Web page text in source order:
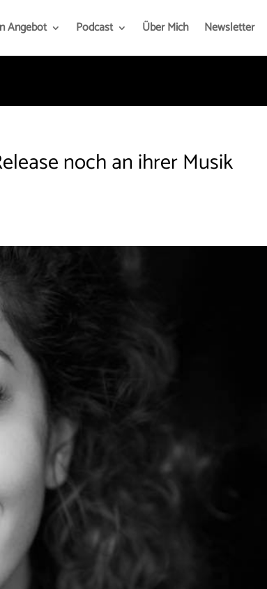
Angebot Podcast Über Mich Newsletter
noch an ihrer Musik